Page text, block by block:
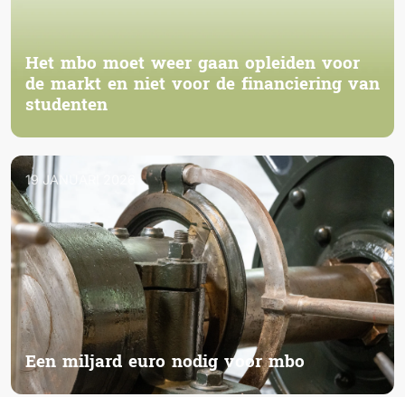
Het mbo moet weer gaan opleiden voor
de markt en niet voor de financiering van
studenten
19 JANUARI 2026
Een miljard euro nodig voor mbo